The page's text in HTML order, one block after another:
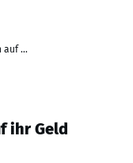
Wie lange müssen Firmen auf ihr Geld warten?
ihr Geld